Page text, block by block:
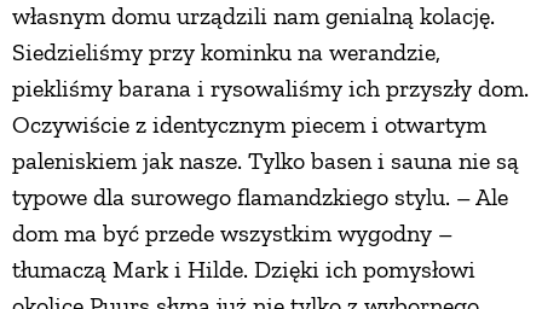
własnym domu urządzili nam genialną kolację.
Siedzieliśmy przy kominku na werandzie,
piekliśmy barana i rysowaliśmy ich przyszły dom.
Oczywiście z identycznym piecem i otwartym
paleniskiem jak nasze. Tylko basen i sauna nie są
typowe dla surowego flamandzkiego stylu. – Ale
dom ma być przede wszystkim wygodny –
tłumaczą Mark i Hilde. Dzięki ich pomysłowi